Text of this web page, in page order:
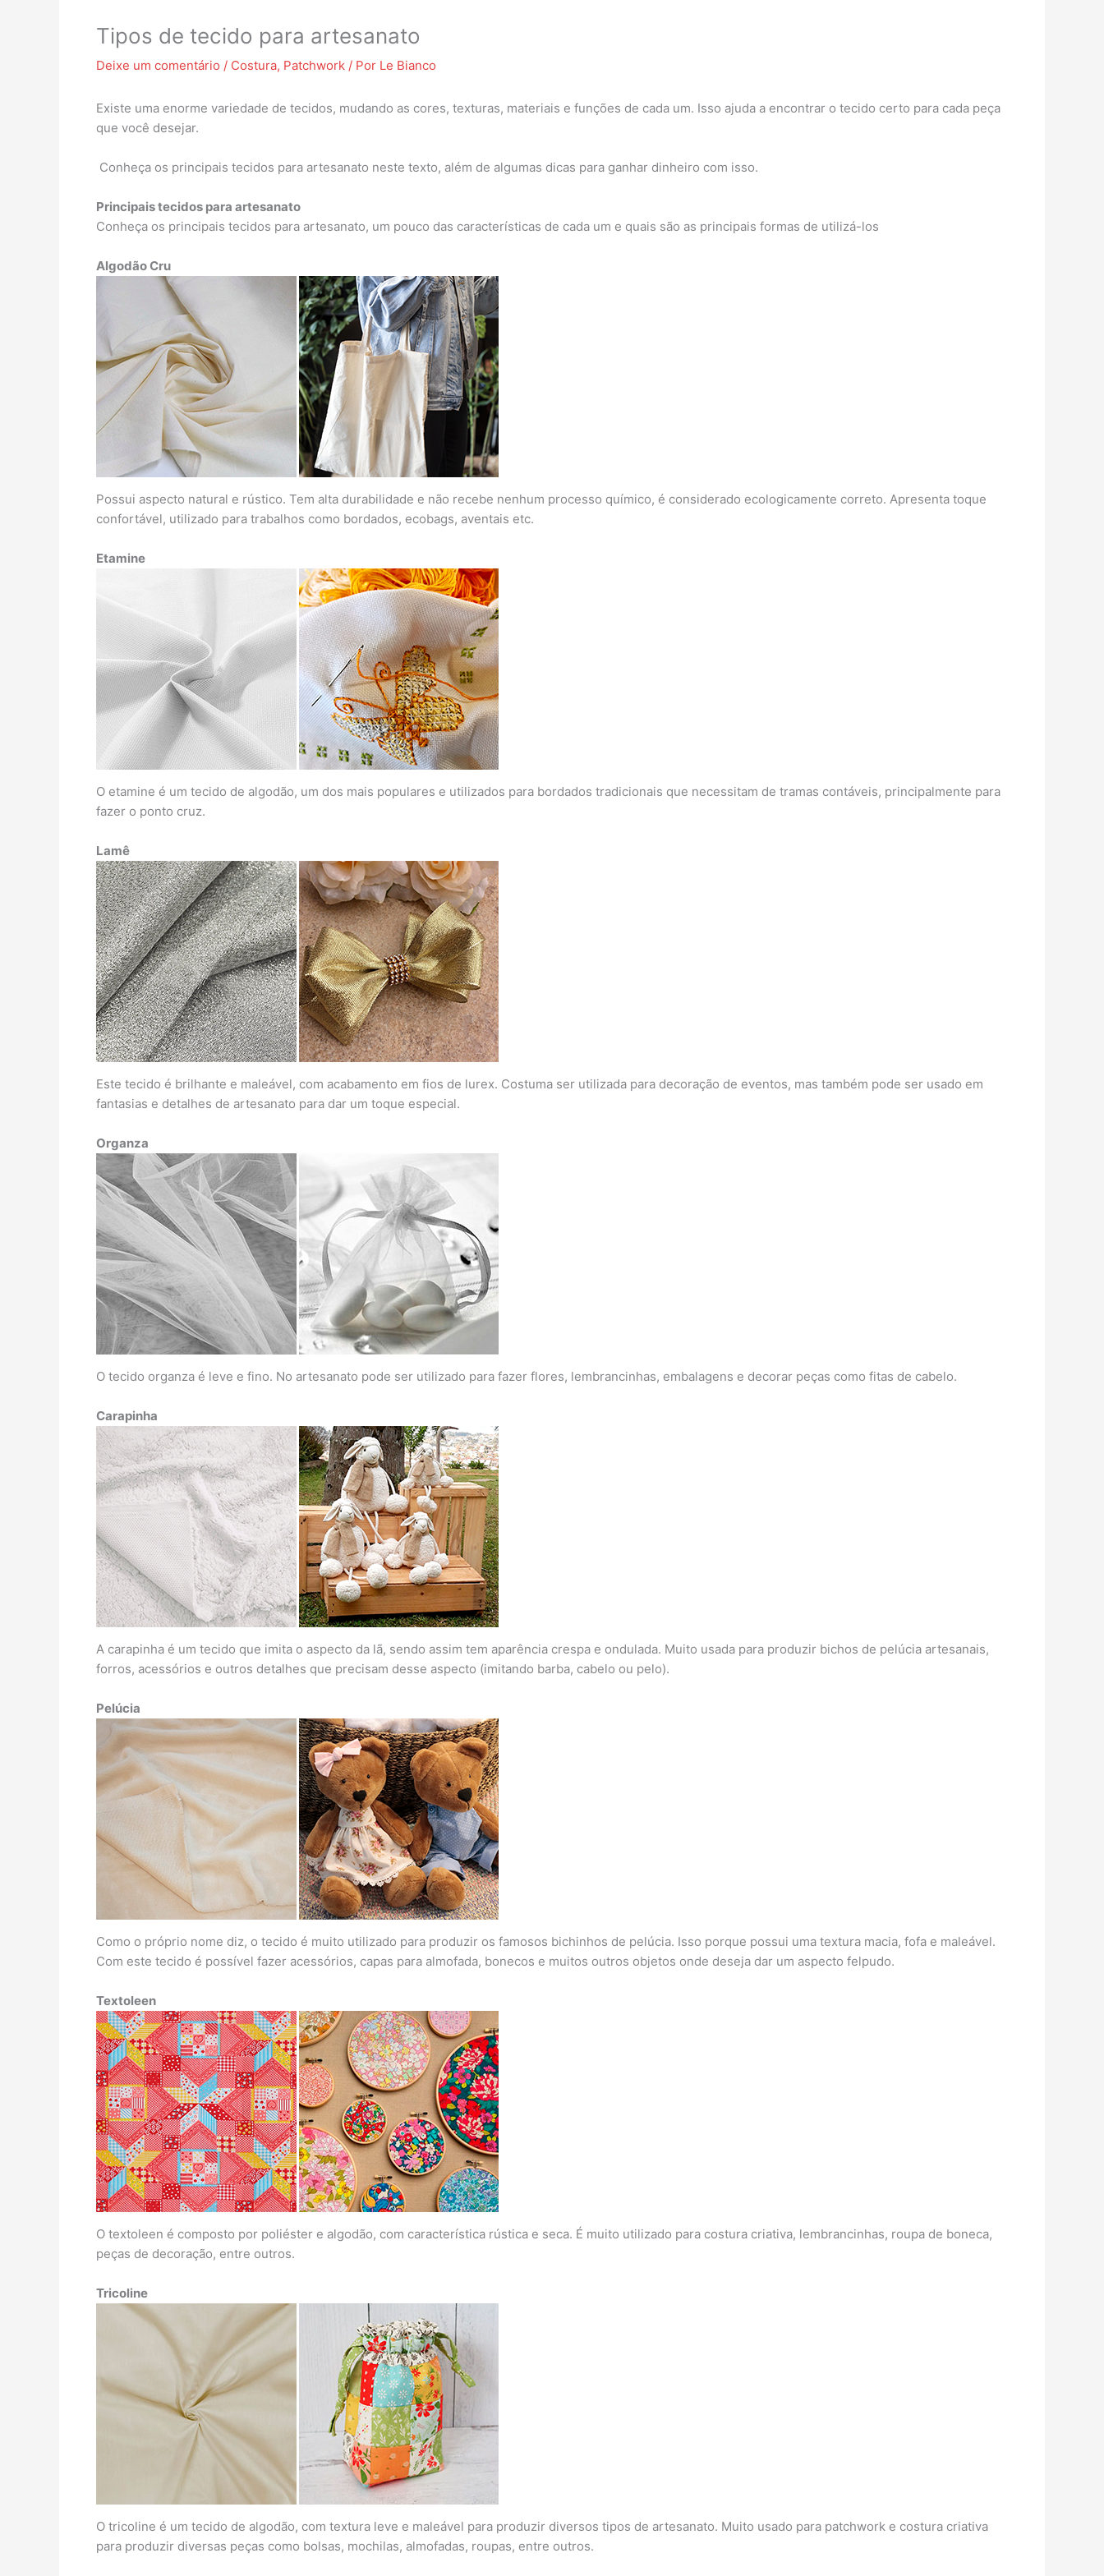
Tipos de tecido para artesanato
Deixe um comentário / Costura, Patchwork / Por Le Bianco
Existe uma enorme variedade de tecidos, mudando as cores, texturas, materiais e funções de cada um. Isso ajuda a encontrar o tecido certo para cada peça
que você desejar.
Conheça os principais tecidos para artesanato neste texto, além de algumas dicas para ganhar dinheiro com isso.
Principais tecidos para artesanato
Conheça os principais tecidos para artesanato, um pouco das características de cada um e quais são as principais formas de utilizá-los
Algodão Cru
Possui aspecto natural e rústico. Tem alta durabilidade e não recebe nenhum processo químico, é considerado ecologicamente correto. Apresenta toque
confortável, utilizado para trabalhos como bordados, ecobags, aventais etc.
Etamine
O etamine é um tecido de algodão, um dos mais populares e utilizados para bordados tradicionais que necessitam de tramas contáveis, principalmente para
fazer o ponto cruz.
Lamê
Este tecido é brilhante e maleável, com acabamento em fios de lurex. Costuma ser utilizada para decoração de eventos, mas também pode ser usado em
fantasias e detalhes de artesanato para dar um toque especial.
Organza
O tecido organza é leve e fino. No artesanato pode ser utilizado para fazer flores, lembrancinhas, embalagens e decorar peças como fitas de cabelo.
Carapinha
A carapinha é um tecido que imita o aspecto da lã, sendo assim tem aparência crespa e ondulada. Muito usada para produzir bichos de pelúcia artesanais,
forros, acessórios e outros detalhes que precisam desse aspecto (imitando barba, cabelo ou pelo).
Pelúcia
Como o próprio nome diz, o tecido é muito utilizado para produzir os famosos bichinhos de pelúcia. Isso porque possui uma textura macia, fofa e maleável.
Com este tecido é possível fazer acessórios, capas para almofada, bonecos e muitos outros objetos onde deseja dar um aspecto felpudo.
Textoleen
O textoleen é composto por poliéster e algodão, com característica rústica e seca. É muito utilizado para costura criativa, lembrancinhas, roupa de boneca,
peças de decoração, entre outros.
Tricoline
O tricoline é um tecido de algodão, com textura leve e maleável para produzir diversos tipos de artesanato. Muito usado para patchwork e costura criativa
para produzir diversas peças como bolsas, mochilas, almofadas, roupas, entre outros.